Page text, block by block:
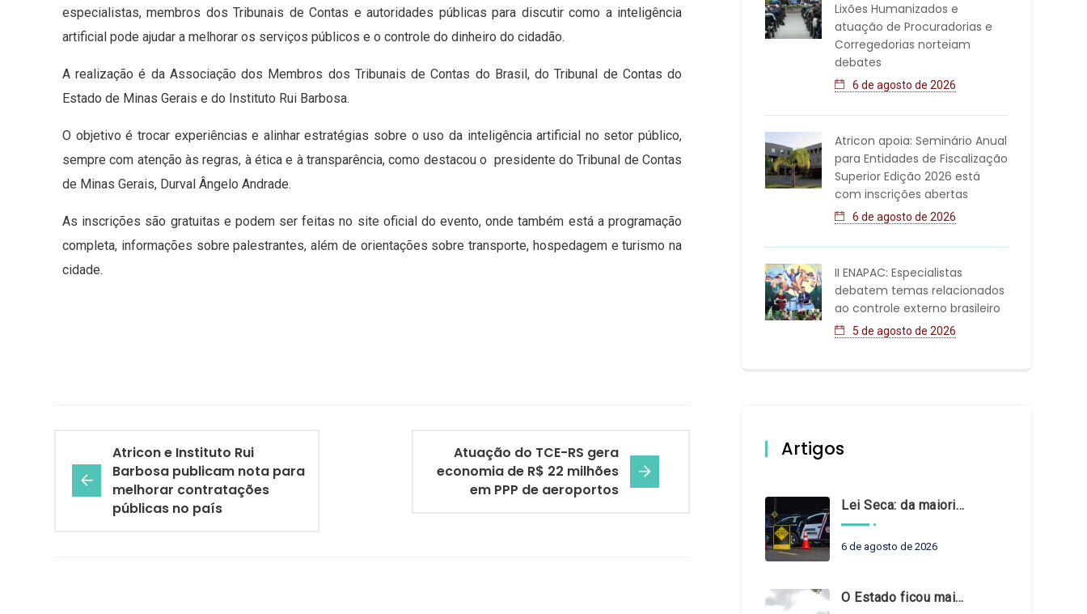
especialistas, membros dos Tribunais de Contas e autoridades públicas para discutir como a inteligência
artificial pode ajudar a melhorar os serviços públicos e o controle do dinheiro do cidadão.
A realização é da Associação dos Membros dos Tribunais de Contas do Brasil, do Tribunal de Contas do
Estado de Minas Gerais e do Instituto Rui Barbosa.
O objetivo é trocar experiências e alinhar estratégias sobre o uso da inteligência artificial no setor público,
sempre com atenção às regras, à ética e à transparência, como destacou o presidente do Tribunal de Contas
de Minas Gerais, Durval Ângelo Andrade.
As inscrições são gratuitas e podem ser feitas no site oficial do evento, onde também está a programação
completa, informações sobre palestrantes, além de orientações sobre transporte, hospedagem e turismo na
cidade.
Atricon e Instituto Rui
Barbosa publicam nota para
melhorar contratações
públicas no país
Atuação do TCE-RS gera
economia de R$ 22 milhões
em PPP de aeroportos
Lixões Humanizados e
atuação de Procuradorias e
Corregedorias norteiam
debates
6 de agosto de 2026
Atricon apoia: Seminário Anual
para Entidades de Fiscalização
Superior Edição 2026 está
com inscrições abertas
6 de agosto de 2026
II ENAPAC: Especialistas
debatem temas relacionados
ao controle externo brasileiro
5 de agosto de 2026
Artigos
Lei Seca: da maioridade à maturidade
6 de agosto de 2026
O Estado ficou mais complexo. O controle precisa acompanhar